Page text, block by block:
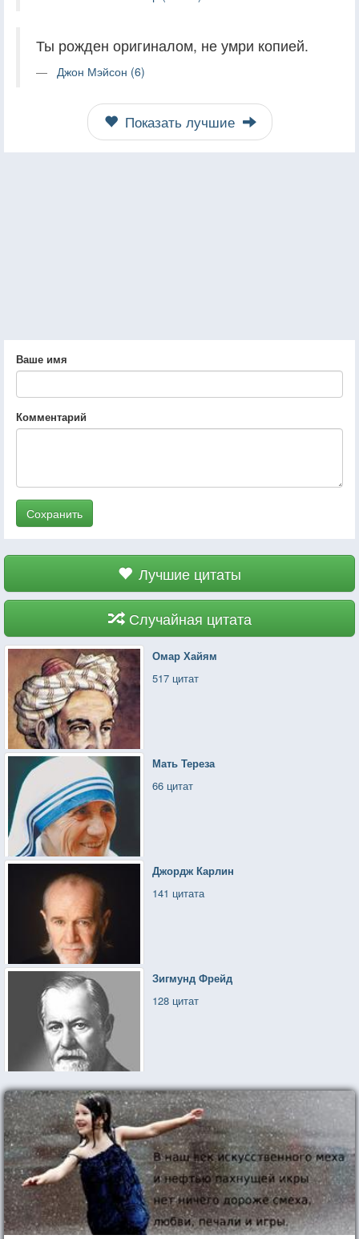
Ты рожден оригиналом, не умри копией.
Джон Мэйсон (6)
Показать лучшие
Ваше имя
Комментарий
Сохранить
Лучшие цитаты
Случайная цитата
Омар Хайям
517 цитат
Мать Тереза
66 цитат
Джордж Карлин
141 цитата
Зигмунд Фрейд
128 цитат